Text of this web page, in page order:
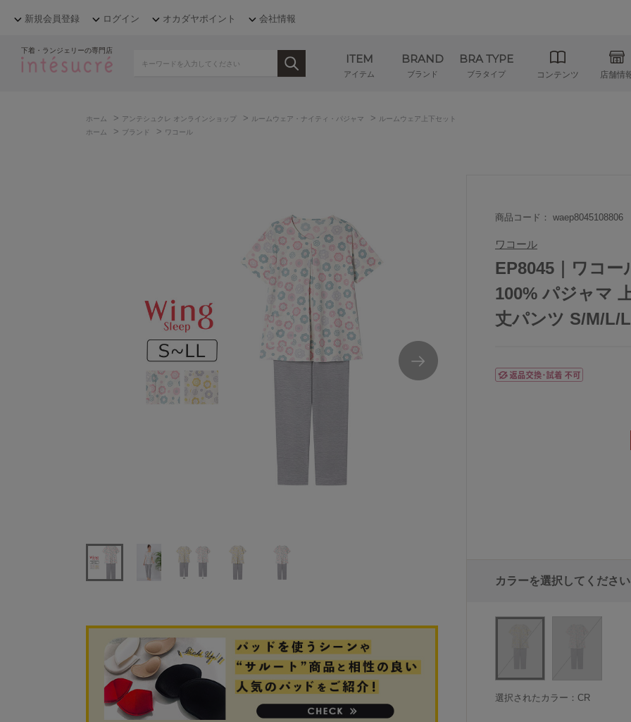
新規会員登録 ログイン オカダヤポイント 会社情報
下着・ランジェリーの専門店
ITEM
アイテム
BRAND
ブランド
BRA TYPE
ブラタイプ コンテンツ 店舗情
ホーム > アンテシュクレ オンラインショップ > ルームウェア・ナイティ・パジャマ >
ルームウェア上下セット
ホーム
> ブランド > ワコール
商品コード： waep8045108806
ワコール
EP8045｜ワコ
100% パジャマ
丈パンツ S/M/L/
カラーを選択してください
選択されたカラー：CR